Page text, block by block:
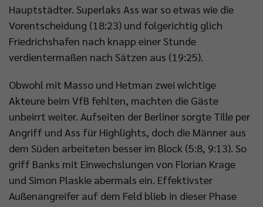
Hauptstädter. Superlaks Ass war so etwas wie die
Vorentscheidung (18:23) und folgerichtig glich
Friedrichshafen nach knapp einer Stunde
verdientermaßen nach Sätzen aus (19:25).
Obwohl mit Masso und Hetman zwei wichtige
Akteure beim VfB fehlten, machten die Gäste
unbeirrt weiter. Aufseiten der Berliner sorgte Tille per
Angriff und Ass für Highlights, doch die Männer aus
dem Süden arbeiteten besser im Block (5:8, 9:13). So
griff Banks mit Einwechslungen von Florian Krage
und Simon Plaskie abermals ein. Effektivster
Außenangreifer auf dem Feld blieb in dieser Phase